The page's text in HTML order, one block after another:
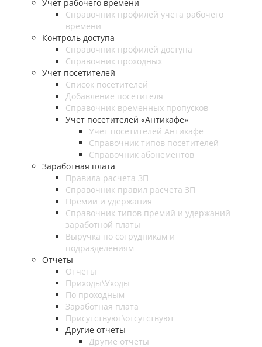
Учет рабочего времени
Справочник профилей учета рабочего
времени
Контроль доступа
Справочник профилей доступа
Справочник проходных
Учет посетителей
Список посетителей
Добавление посетителя
Справочник временных пропусков
Учет посетителей «Антикафе»
Учет посетителей Антикафе
Справочник типов посетителей
Справочник абонементов
Заработная плата
Правила расчета ЗП
Справочник правил расчета ЗП
Премии и удержания
Справочник типов премий и удержаний
заработной платы
Выручка по сотрудникам и
подразделениям
Отчеты
Отчеты
Приходы\Уходы
По проходным
Заработная плата
Присутствуют\отсутствуют
Другие отчеты
Другие отчеты